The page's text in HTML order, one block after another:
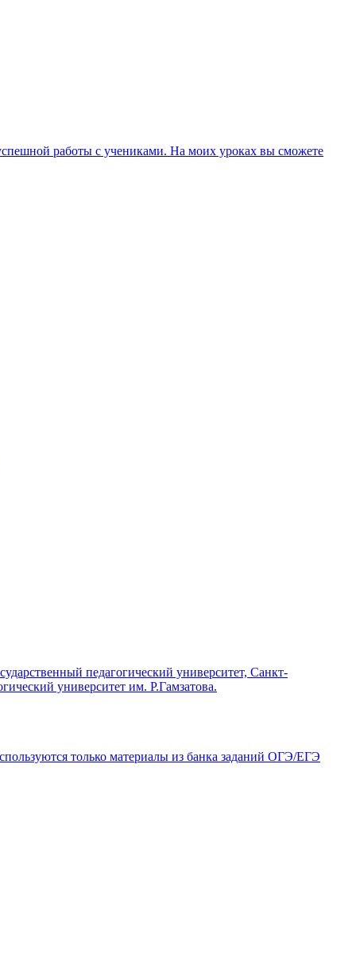
работы с учениками. На моих уроках вы сможете
педагогический университет, Санкт-
университет им. Р.Гамзатова.
только материалы из банка заданий ОГЭ/ЕГЭ